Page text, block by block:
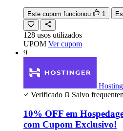
Este cupom funcionou 1
128 usos utilizados
UPOM Ver cupom
9
Verificado
Salvo
10% OFF em
com Cupom Exclusivo!